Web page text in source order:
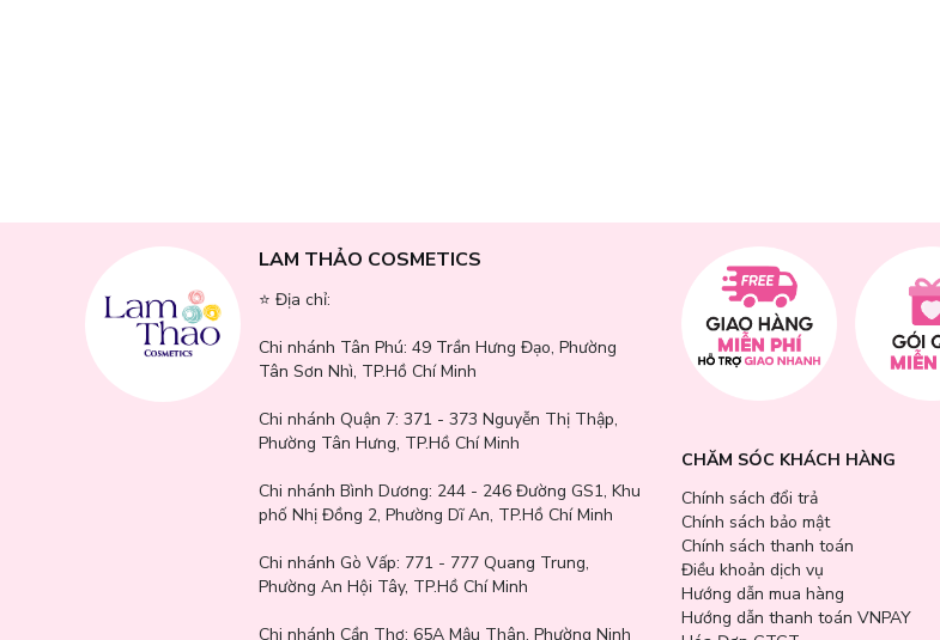
Công dụng giúp khóa ẩm, giúp bổ sung các dưỡng chất tốt cho làn da.
Sản phẩm với công thức thuần chay, an toàn, lành tính, giúp bảo vệ da khỏi các tác nhân từ môi trường bên ngoài.
LAM THẢO COSMETICS
⭐️ Địa chỉ:
Chi nhánh Tân Phú: 49 Trần Hưng Đạo, Phường
Tân Sơn Nhì, TP.Hồ Chí Minh
Chi nhánh Quận 7: 371 - 373 Nguyễn Thị Thập,
Phường Tân Hưng, TP.Hồ Chí Minh
Chi nhánh Bình Dương: 244 - 246 Đường GS1, Khu
phố Nhị Đồng 2, Phường Dĩ An, TP.Hồ Chí Minh
Chi nhánh Gò Vấp: 771 - 777 Quang Trung,
Phường An Hội Tây, TP.Hồ Chí Minh
Chi nhánh Cần Thơ: 65A Mậu Thân, Phường Ninh
CHĂM SÓC KHÁCH HÀNG
Chính sách đổi trả
Chính sách bảo mật
Chính sách thanh toán
Điều khoản dịch vụ
Hướng dẫn mua hàng
Hướng dẫn thanh toán VNPAY